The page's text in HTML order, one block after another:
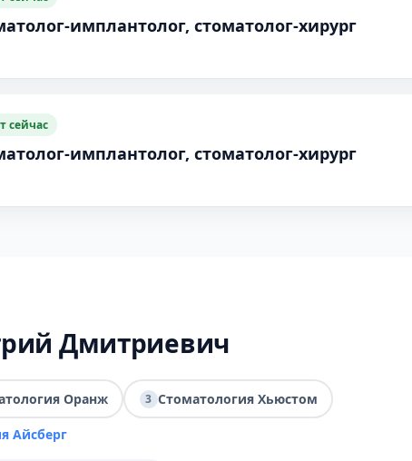
имплантолог, стоматолог-хирург
сейчас
имплантолог, стоматолог-хирург
Дмитриевич
Оранж 3 Стоматология Хьюстом
Айсберг